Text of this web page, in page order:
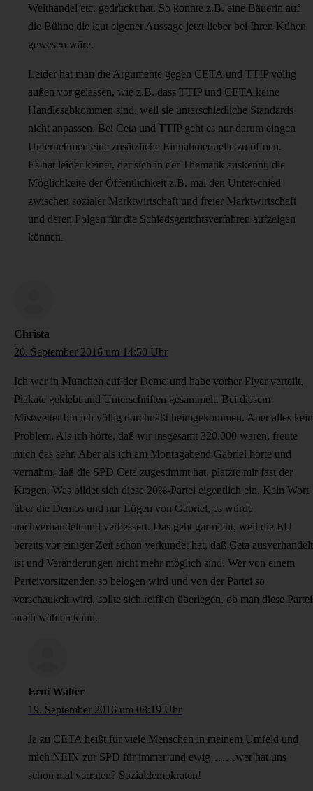
Welthandel etc. gedrückt hat. So konnte z.B. eine Bäuerin auf
die Bühne die laut eigener Aussage jetzt lieber bei Ihren Kühen
gewesen wäre.
Leider hat man die Argumente gegen CETA und TTIP völlig
außen vor gelassen, wie z.B. dass TTIP und CETA keine
Handlesabkommen sind, weil sie unterschiedliche Standards
nicht anpassen. Bei Ceta und TTIP geht es nur darum eingen
Unternehmen eine zusätzliche Einnahmequelle zu öffnen.
Es hat leider keiner, der sich in der Thematik auskennt, die
Möglichkeite der Öffentlichkeit z.B. mal den Unterschied
zwischen sozialer Marktwirtschaft und freier Marktwirtschaft
und deren Folgen für die Schiedsgerichtsverfahren aufzeigen
können.
Christa
20. September 2016 um 14:50 Uhr
Ich war in München auf der Demo und habe vorher Flyer verteilt,
Plakate geklebt und Unterschriften gesammelt. Bei diesem
Mistwetter bin ich völlig durchnäßt heimgekommen. Aber alles kein
Problem. Als ich hörte, daß wir insgesamt 320.000 waren, freute
mich das sehr. Aber als ich am Montagabend Gabriel hörte und
vernahm, daß die SPD Ceta zugestimmt hat, platzte mir fast der
Kragen. Was bildet sich diese 20%-Partei eigentlich ein. Kein Wort
über die Demos und nur Lügen von Gabriel, es würde
nachverhandelt und verbessert. Das geht gar nicht, weil die EU
bereits vor einiger Zeit schon verkündet hat, daß Ceta ausverhandelt
ist und Veränderungen nicht mehr möglich sind. Wer von einem
Parteivorsitzenden so belogen wird und von der Partei so
verschaukelt wird, sollte sich reiflich überlegen, ob man diese Partei
noch wählen kann.
Erni Walter
19. September 2016 um 08:19 Uhr
Ja zu CETA heißt für viele Menschen in meinem Umfeld und
mich NEIN zur SPD für immer und ewig…….wer hat uns
schon mal verraten? Sozialdemokraten!